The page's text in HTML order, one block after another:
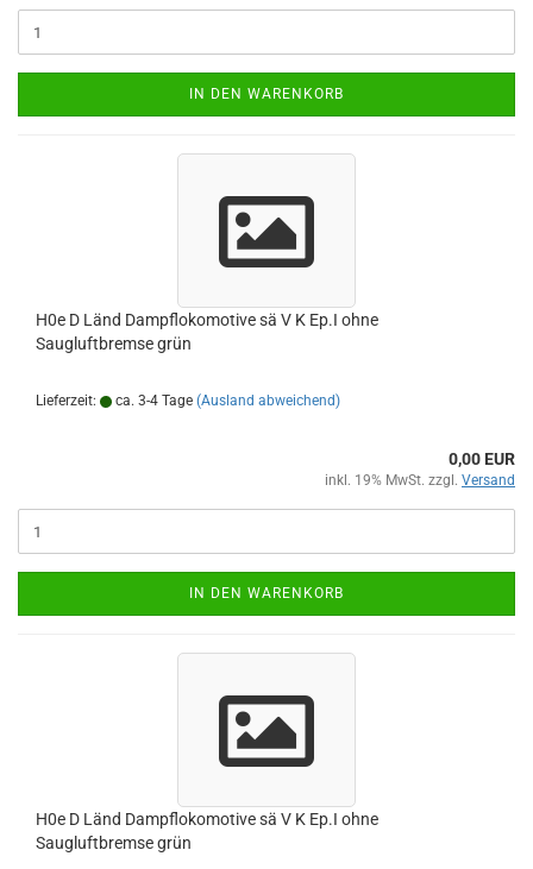
IN DEN WARENKORB
H0e D Länd Dampflokomotive sä V K Ep.I ohne
Saugluftbremse grün
Lieferzeit: ca. 3-4 Tage (Ausland abweichend)
0,00 EUR
inkl. 19% MwSt. zzgl. Versand
IN DEN WARENKORB
H0e D Länd Dampflokomotive sä V K Ep.I ohne
Saugluftbremse grün